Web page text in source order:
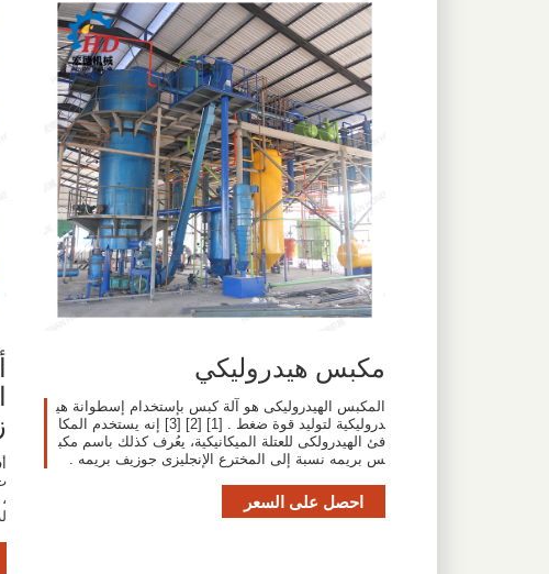
مكبس هيدروليكي
المكبس الهيدروليكى هو آلة كبس بإستخدام إسطوانة هي
دروليكية لتوليد قوة ضغط . [1] [2] [3] إنه يستخدم المكا
فئ الهيدرولكى للعتلة الميكانيكية، يعُرف كذلك باسم مكب
س بريمه نسبة إلى المخترع الإنجليزى جوزيف بريمه .
احصل على السعر
لة 1. مقدمة من